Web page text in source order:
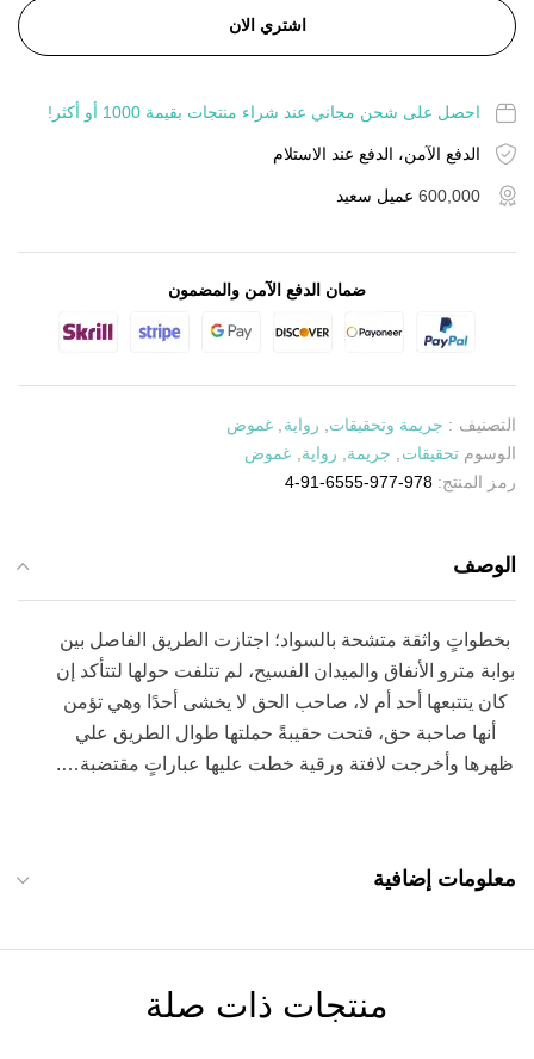
اشتري الان
احصل على شحن مجاني عند شراء منتجات بقيمة 1000 أو أكثر!
الدفع الآمن، الدفع عند الاستلام
600,000 عميل سعيد
ضمان الدفع الآمن والمضمون
التصنيف : جريمة وتحقيقات رواية
غموض
الوسوم تحقيقات جريمة رواية
غموض
رمز المنتج: 978-977-6555-91-4
الوصف
بخطواتٍ واثقة متشحة بالسواد؛ اجتازت الطريق الفاصل بين
بوابة مترو الأنفاق والميدان الفسيح، لم تتلفت حولها لتتأكد إن
كان يتتبعها أحد أم لا، صاحب الحق لا يخشى أحدًا وهي تؤمن
أنها صاحبة حق، فتحت حقيبةً حملتها طوال الطريق علي
ظهرها وأخرجت لافتة ورقية خطت عليها عباراتٍ مقتضبة….
معلومات إضافية
منتجات ذات صلة